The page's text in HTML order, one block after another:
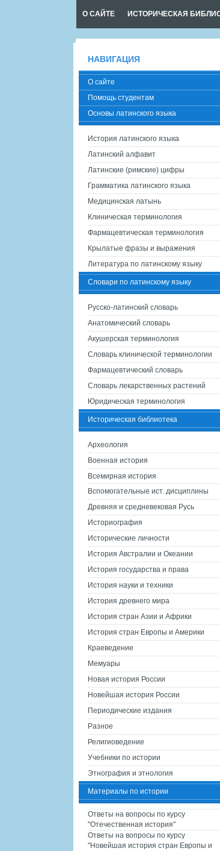
О САЙТЕ ИСТОРИЧЕСКАЯ
НАВИГАЦИЯ
О сайте
Помощь студентам
Основы латинского языка
История латинского языка
Латинский алфавит
Латинские (римские) цифры
Грамматика латинского языка
Медицинская латынь
Клиническая терминология
Фармацевтическая терминология
Крылатые фразы и выражения
Литература по латинскому языку
Словари по латинскому языку
Русско-латинский словарь
Анатомический словарь
Акушерская терминология
Словарь клинической терминологии
Фармацевтический словарь
Словарь лекарственных растений
Юридическая терминология
Историческая библиотека
Археология
Военная история
Всемирная история
Вспомогательные ист. дисциплины
Древняя и средневековая Русь
Историография
Исторические личности
История Австралии и Океании
История государства и права
История науки и техники
История древнего мира
История стран Азии и Африки
История стран Европы и Америки
Краеведение
Мемуары
Новая история России
Новейшая история России
Периодические издания
Разное
Религиоведение
Учебники по истории
Этнография и этнология
Материалы по истории
Ответы на вопросы по курсу
"Отечественная история"
Ответы на вопросы по курсу
"Новейшая история стран Европы и